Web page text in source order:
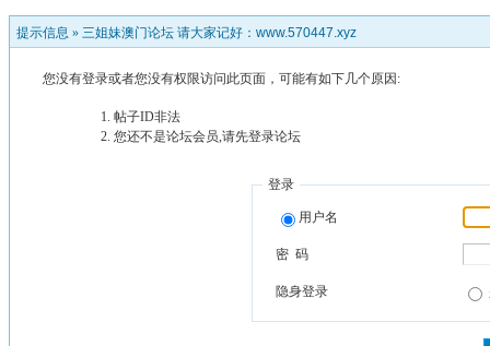
提示信息 » 三姐妹澳门论坛 请大家记好：www.570447.xyz
您没有登录或者您没有权限访问此页面，可能有如下几个原因:
帖子ID非法
您还不是论坛会员,请先登录论坛
登录
用户名
密 码
隐身登录